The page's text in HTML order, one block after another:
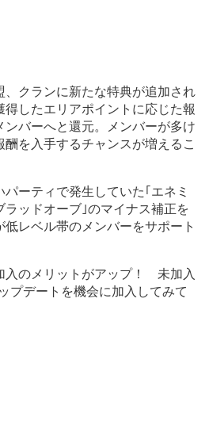
クランに新たな特典が追加され
したエリアポイントに応じた報
バーへと還元。メンバーが多け
を入手するチャンスが増えるこ
ーティで発生していた｢エネミ
ッドオーブ｣のマイナス補正を
レベル帯のメンバーをサポート
入のメリットがアップ！ 未加入
プデートを機会に加入してみて